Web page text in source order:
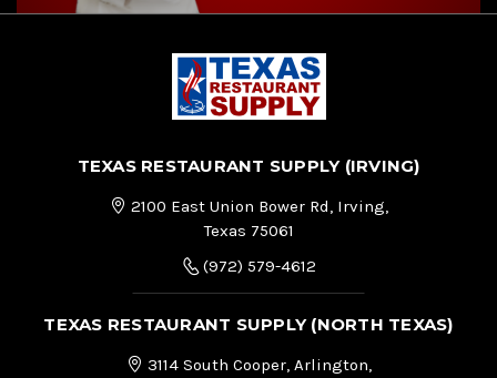
TEXAS RESTAURANT SUPPLY (IRVING)
2100 East Union Bower Rd, Irving,
Texas 75061
(972) 579-4612
TEXAS RESTAURANT SUPPLY (NORTH TEXAS)
3114 South Cooper, Arlington,